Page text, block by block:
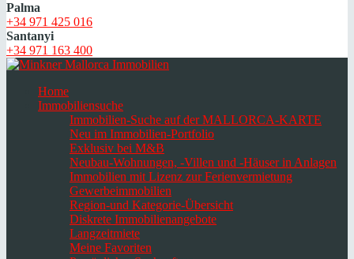
Palma
+34 971 425 016
Santanyi
+34 971 163 400
Home
Immobiliensuche
Immobilien-Suche auf der MALLORCA-KARTE
Neu im Immobilien-Portfolio
Exklusiv bei M&B
Neubau-Wohnungen, -Villen und -Häuser in Anlagen
Immobilien mit Lizenz zur Ferienvermietung
Gewerbeimmobilien
Region-und Kategorie-Übersicht
Diskrete Immobilienangebote
Langzeitmiete
Meine Favoriten